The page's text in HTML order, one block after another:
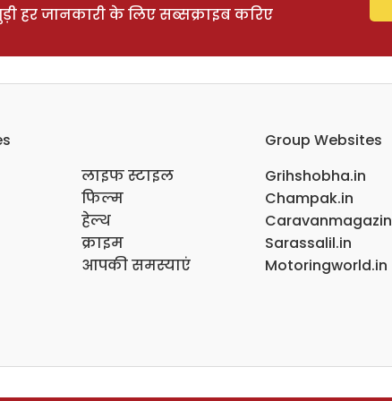
हर जानकारी के लिए सब्सक्राइब करिए
लाइफ स्टाइल
फिल्म
हेल्थ
क्राइम
आपकी समस्याएं
Group Websites
Grihshobha.in
Champak.in
Sarassalil.in
Motoringworld.in